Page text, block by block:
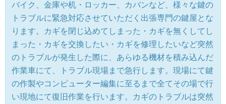
バイク、金庫や机・ロッカー、カバンなど、様々な鍵の
トラブルに緊急対応させていただく出張専門の鍵屋とな
ります。カギを閉じ込めてしまった・カギを無くしてし
まった・カギを交換したい・カギを修理したいなど突然
のトラブルが発生した際に、あらゆる機材を積み込んだ
作業車にて、トラブル現場まで急行します。現場にて鍵
の作製やコンピューター編集に至るまで全てその場で行
い現地にて復旧作業を行います。カギのトラブルは突然